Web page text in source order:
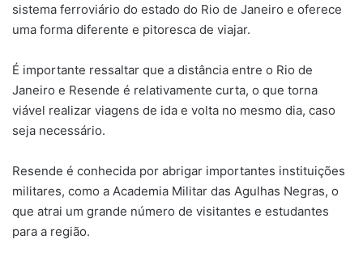
sistema ferroviário do estado do Rio de Janeiro e oferece
uma forma diferente e pitoresca de viajar.
É importante ressaltar que a distância entre o Rio de
Janeiro e Resende é relativamente curta, o que torna
viável realizar viagens de ida e volta no mesmo dia, caso
seja necessário.
Resende é conhecida por abrigar importantes instituições
militares, como a Academia Militar das Agulhas Negras, o
que atrai um grande número de visitantes e estudantes
para a região.